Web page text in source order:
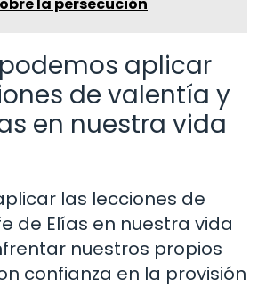
aplicar
de valentía y
en nuestra vida
las lecciones de
de Elías en nuestra vida
nuestros propios
confianza en la provisión